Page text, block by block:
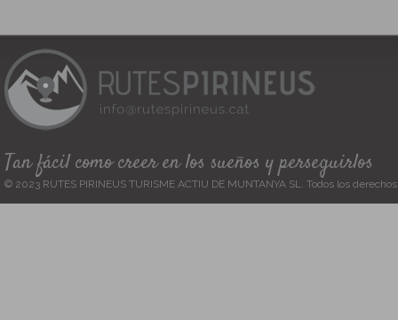
Tan fácil como creer en los sueños y perseguirlos
© 2023 RUTES PIRINEUS TURISME ACTIU DE MUNTANYA SL. Todos los